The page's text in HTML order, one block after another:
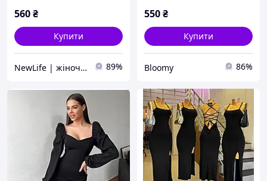
560₴
Купити
NewLife | жіночий одяг 89%
550₴
Купити
Bloomy 86%